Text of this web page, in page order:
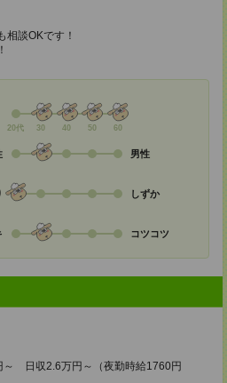
相談OKです！
20代 30 40 50 60
男性
しずか
コツコツ
日収2.6万円～（夜勤時給1760円